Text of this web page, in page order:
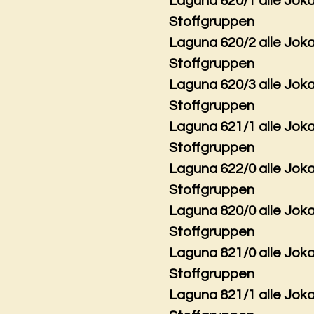
Stoffgruppen
Laguna 620/2 alle
Stoffgruppen
Laguna 620/3 alle
Stoffgruppen
Laguna 621/1 alle
Stoffgruppen
Laguna 622/0 alle
Stoffgruppen
Laguna 820/0 alle
Stoffgruppen
Laguna 821/0 alle
Stoffgruppen
Laguna 821/1 alle